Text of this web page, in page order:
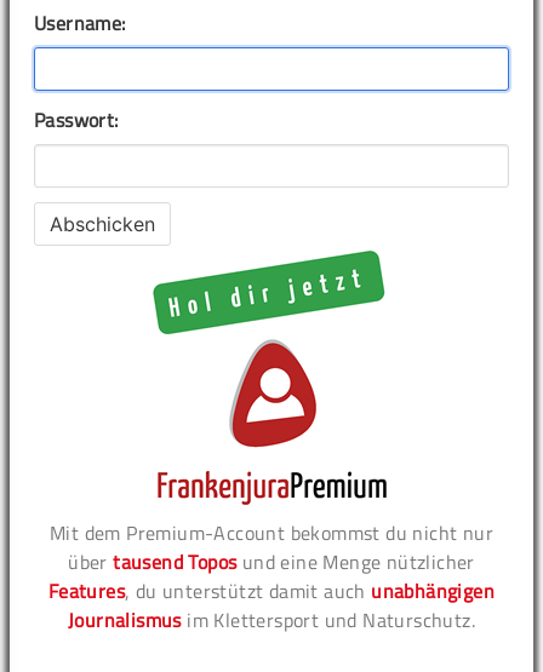
Username:
Passwort:
Mit dem Premium-Account bekommst du nicht nur
übertausend Toposund eine Menge nützlicher
Features, du unterstützt damit auch unabhängigen
Journalismusim Klettersport und Naturschutz.